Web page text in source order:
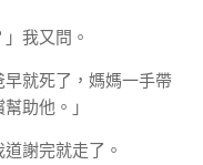
我又問。
早就死了，媽媽一手帶
助他。」
謝完就走了。